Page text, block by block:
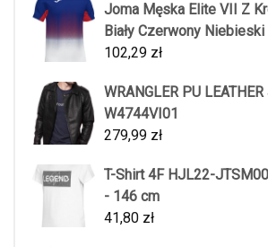
Joma Męska Elite VII Z
Biały Czerwony Niebieski
102,29 zł
WRANGLER PU
W4744VI01
279,99 zł
T-Shirt 4F HJL22-
- 146 cm
41,80 zł